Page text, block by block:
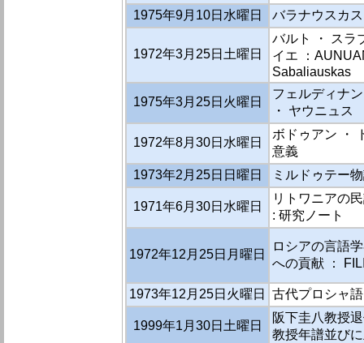
1975年9月10日水曜日
バラナウスカ
1972年3月25日土曜日
バルト ・ スラ
イエ ：
Sabaliauskas
1975年3月25日火曜日
フェルディナ
・ ヤウニュス
1972年8月30日水曜日
ボドゥアン ・
意義
1973年2月25日日曜日
ミルドゥテー
1971年6月30日水曜日
リトワニアの
: 研究ノート
1972年12月25日月曜日
ロシアの言語
への貢献 ：
1973年12月25日火曜日 古代プロシャ
1999年1月30日土曜日
阪下圭八教授
教授年譜並び